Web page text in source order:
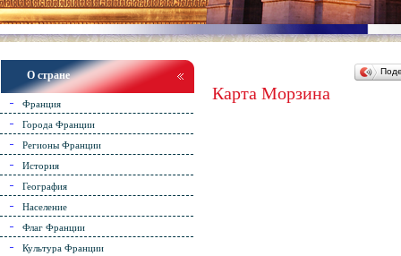
Карта Морзина
О стране
Франция
Города Франции
Регионы Франции
История
География
Население
Флаг Франции
Культура Франции